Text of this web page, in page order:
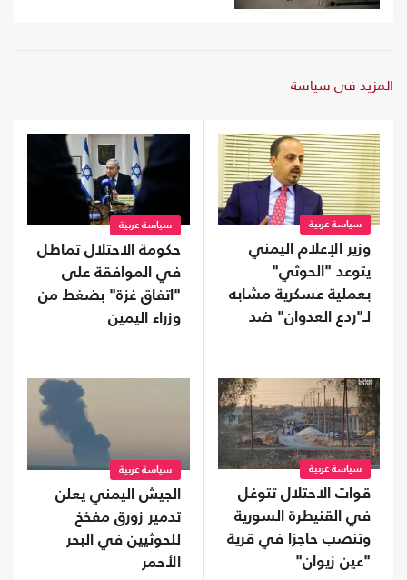
المزيد في سياسة
سياسة عربية
وزير الإعلام اليمني
يتوعد "الحوثي"
بعملية عسكرية مشابه
لـ"ردع العدوان" ضد
سياسة عربية
حكومة الاحتلال تماطل
في الموافقة على
"اتفاق غزة" بضغط من
وزراء اليمين
سياسة عربية
قوات الاحتلال تتوغل
في القنيطرة السورية
وتنصب حاجزا في قرية
"عين زيوان"
سياسة عربية
الجيش اليمني يعلن
تدمير زورق مفخخ
للحوثيين في البحر
الأحمر